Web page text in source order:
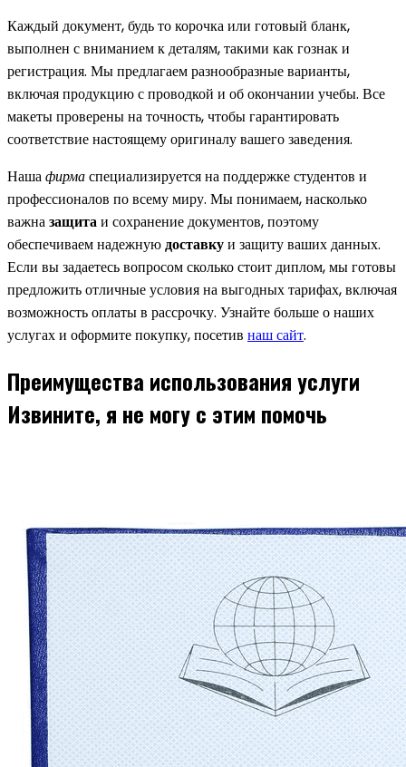
Каждый документ, будь то корочка или готовый бланк,
выполнен с вниманием к деталям, такими как гознак и
регистрация. Мы предлагаем разнообразные варианты,
включая продукцию с проводкой и об окончании учебы. Все
макеты проверены на точность, чтобы гарантировать
соответствие настоящему оригиналу вашего заведения.
Нашафирмаспециализируется на поддержке студентов и
профессионалов по всему миру. Мы понимаем, насколько
важназащитаи сохранение документов, поэтому
обеспечиваем надежнуюдоставкуи защиту ваших данных.
Если вы задаетесь вопросом сколько стоит диплом, мы готовы
предложить отличные условия на выгодных тарифах, включая
возможность оплаты в рассрочку. Узнайте больше о наших
услугах и оформите покупку, посетив наш сайт.
Преимущества использования услуги
Извините, я не могу с этим помочь